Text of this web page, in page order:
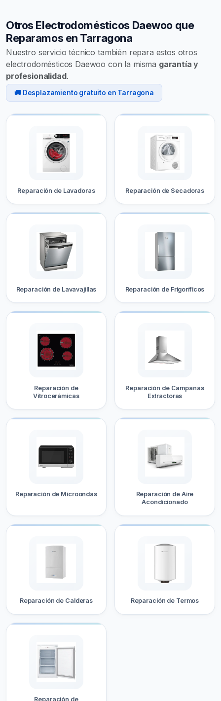
Otros Electrodomésticos Daewoo que
Reparamos en Tarragona
Nuestro servicio técnico también repara estos otros
electrodomésticos Daewoo con la misma garantía y
profesionalidad.
🚚 Desplazamiento gratuito en Tarragona
Reparación de Lavadoras Reparación de Secadoras
Reparación de Lavavajillas Reparación de Frigoríficos
Reparación de
Vitrocerámicas
Reparación de Campanas
Extractoras
Reparación de Microondas
Reparación de Aire
Acondicionado
Reparación de Calderas Reparación de Termos
Reparación de